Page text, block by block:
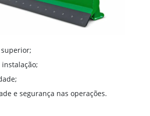
e segurança nas operações.